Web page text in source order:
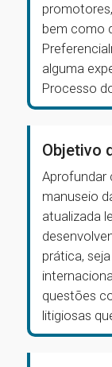
bem como
alguma
Processo
Objetivo
Aprofundar
manuseio
atualizada
prática,
questões
litigiosas